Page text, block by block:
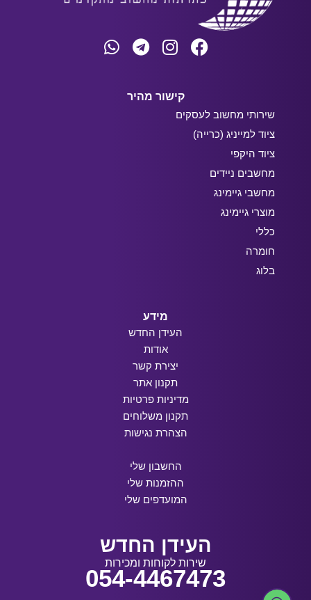
קישור מהיר
שירותי מחשוב לעסקים
ציוד למייניג (כרייה)
ציוד היקפי
מחשבים ניידים
מחשבי גיימינג
מוצרי גיימינג
כללי
חומרה
בלוג
מידע
העידן החדש
אודות
יצירת קשר
תקנון אתר
מדיניות פרטיות
תקנון משלוחים
הצהרת נגישות
החשבון שלי
ההזמנות שלי
המועדפים שלי
העידן החדש
שירות לקוחות ומכירות
054-4467473